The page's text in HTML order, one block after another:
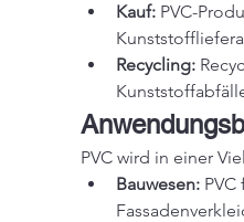
Kauf: PVC-
Recycling:
PVC wird in einer
Bauwesen: